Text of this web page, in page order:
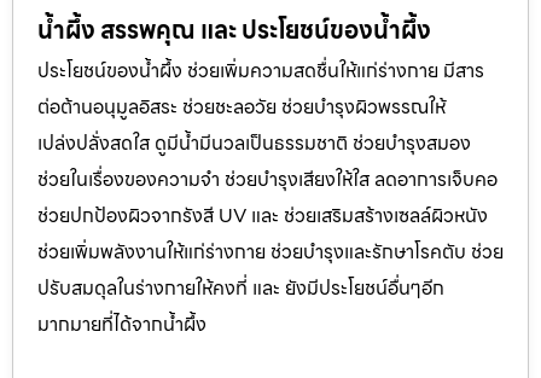
น้ำผึ้ง สรรพคุณ และ ประโยชน์ของน้ำผึ้ง
ประโยชน์ของน้ำผึ้ง ช่วยเพิ่มความสดชื่นให้แก่ร่างกาย มีสาร
ต่อต้านอนุมูลอิสระ ช่วยชะลอวัย ช่วยบำรุงผิวพรรณให้
เปล่งปลั่งสดใส ดูมีน้ำมีนวลเป็นธรรมชาติ ช่วยบำรุงสมอง
ช่วยในเรื่องของความจำ ช่วยบำรุงเสียงให้ใส ลดอาการเจ็บคอ
ช่วยปกป้องผิวจากรังสี UV และ ช่วยเสริมสร้างเซลล์ผิวหนัง
ช่วยเพิ่มพลังงานให้แก่ร่างกาย ช่วยบำรุงและรักษาโรคตับ ช่วย
ปรับสมดุลในร่างกายให้คงที่ และ ยังมีประโยชน์อื่นๆอีก
มากมายที่ได้จากน้ำผึ้ง